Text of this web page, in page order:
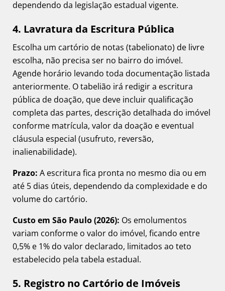
dependendo da legislação estadual vigente.
4. Lavratura da Escritura Pública
Escolha um cartório de notas (tabelionato) de livre
escolha, não precisa ser no bairro do imóvel.
Agende horário levando toda documentação listada
anteriormente. O tabelião irá redigir a escritura
pública de doação, que deve incluir qualificação
completa das partes, descrição detalhada do imóvel
conforme matrícula, valor da doação e eventual
cláusula especial (usufruto, reversão,
inalienabilidade).
Prazo: A escritura fica pronta no mesmo dia ou em
até 5 dias úteis, dependendo da complexidade e do
volume do cartório.
Custo em São Paulo (2026): Os emolumentos
variam conforme o valor do imóvel, ficando entre
0,5% e 1% do valor declarado, limitados ao teto
estabelecido pela tabela estadual.
5. Registro no Cartório de Imóveis